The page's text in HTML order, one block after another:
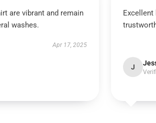
are vibrant and remain
washes.
Apr 17, 2025
J